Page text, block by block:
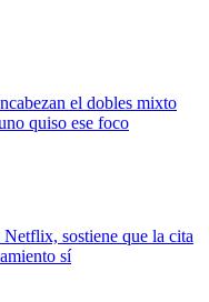
el dobles mixto
quiso ese foco
sostiene que la cita
sí